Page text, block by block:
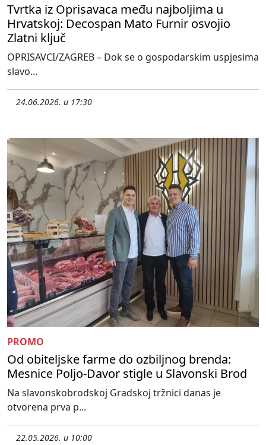
Tvrtka iz Oprisavaca među najboljima u
Hrvatskoj: Decospan Mato Furnir osvojio
Zlatni ključ
OPRISAVCI/ZAGREB – Dok se o gospodarskim uspjesima
slavo...
24.06.2026. u 17:30
PROMO
Od obiteljske farme do ozbiljnog brenda:
Mesnice Poljo-Davor stigle u Slavonski Brod
Na slavonskobrodskoj Gradskoj tržnici danas je
otvorena prva p...
22.05.2026. u 10:00